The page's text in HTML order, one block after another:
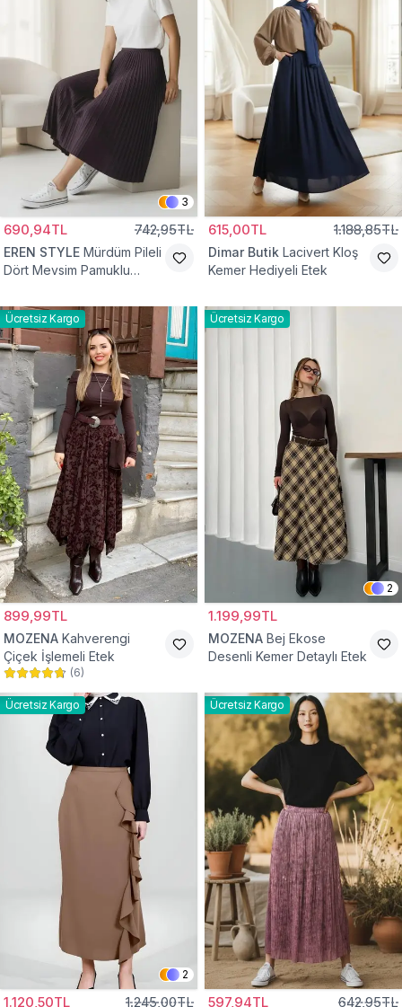
3
690,94TL 742,95TL
EREN STYLE Mürdüm Pileli
Dört Mevsim Pamuklu
615,00TL 1.188,85TL
Dimar Butik Lacivert Kloş
Kemer Hediyeli Etek
Ücretsiz Kargo
899,99TL
MOZENA Kahverengi
Çiçek İşlemeli Etek
(6)
Ücretsiz Kargo
2
1.199,99TL
MOZENA Bej Ekose
Desenli Kemer Detaylı Etek
Ücretsiz Kargo
2
1.120,50TL 1.245,00TL
Ücretsiz Kargo
597,94TL 642,95TL